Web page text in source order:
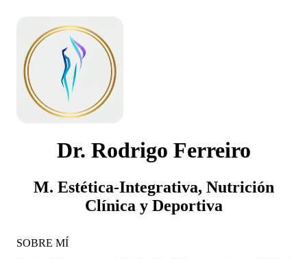
Dr. Rodrigo Ferreiro
M. Estética-Integrativa, Nutrición
Clínica y Deportiva
SOBRE MÍ